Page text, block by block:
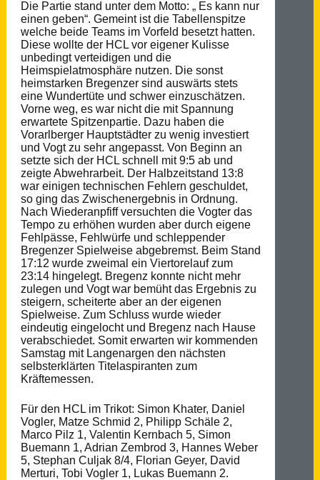
Die Partie stand unter dem Motto: „ Es kann nur
einen geben“. Gemeint ist die Tabellenspitze
welche beide Teams im Vorfeld besetzt hatten.
Diese wollte der HCL vor eigener Kulisse
unbedingt verteidigen und die
Heimspielatmosphäre nutzen. Die sonst
heimstarken Bregenzer sind auswärts stets
eine Wundertüte und schwer einzuschätzen.
Vorne weg, es war nicht die mit Spannung
erwartete Spitzenpartie. Dazu haben die
Vorarlberger Hauptstädter zu wenig investiert
und Vogt zu sehr angepasst. Von Beginn an
setzte sich der HCL schnell mit 9:5 ab und
zeigte Abwehrarbeit. Der Halbzeitstand 13:8
war einigen technischen Fehlern geschuldet,
so ging das Zwischenergebnis in Ordnung.
Nach Wiederanpfiff versuchten die Vogter das
Tempo zu erhöhen wurden aber durch eigene
Fehlpässe, Fehlwürfe und schleppender
Bregenzer Spielweise abgebremst. Beim Stand
17:12 wurde zweimal ein Viertorelauf zum
23:14 hingelegt. Bregenz konnte nicht mehr
zulegen und Vogt war bemüht das Ergebnis zu
steigern, scheiterte aber an der eigenen
Spielweise. Zum Schluss wurde wieder
eindeutig eingelocht und Bregenz nach Hause
verabschiedet. Somit erwarten wir kommenden
Samstag mit Langenargen den nächsten
selbsterklärten Titelaspiranten zum
Kräftemessen.
Für den HCL im Trikot: Simon Khater, Daniel
Vogler, Matze Schmid 2, Philipp Schäle 2,
Marco Pilz 1, Valentin Kernbach 5, Simon
Buemann 1, Adrian Zembrod 3, Hannes Weber
5, Stephan Culjak 8/4, Florian Geyer, David
Merturi, Tobi Vogler 1, Lukas Buemann 2.